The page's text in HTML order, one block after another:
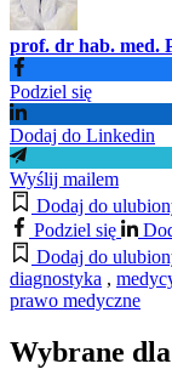
prof. dr hab. med.
Podziel się
Dodaj do Linkedin
Wyślij mailem
Dodaj do
Podziel się
Dodaj do
diagnostyka ,
prawo medyczne
Wybrane